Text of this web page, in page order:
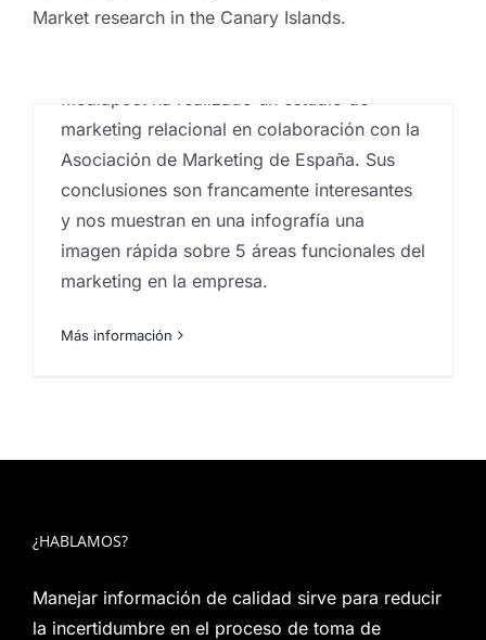
Market research in the Canary Islands.
marketing en las Islas Canarias, Branding,
de marketing , Creativos de marketing
inbound
Mediapost ha realizado un estudio de
marketing relacional en colaboración con la
Asociación de Marketing de España. Sus
conclusiones son francamente interesantes
y nos muestran en una infografía una
imagen rápida sobre 5 áreas funcionales del
marketing en la empresa.
Más información
¿HABLAMOS?
Manejar información de calidad sirve para reducir
la incertidumbre en el proceso de toma de